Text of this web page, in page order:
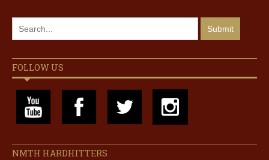
FOLLOW US
NMTH HARDHITTERS